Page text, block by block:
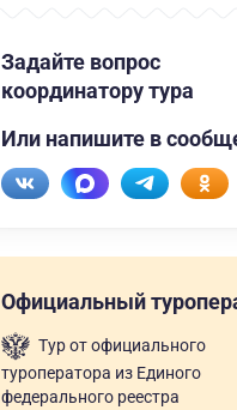
Задайте вопрос
координатору тура
Или напишите в
Официальный
Тур от официального
туроператора из Единого
федерального реестра